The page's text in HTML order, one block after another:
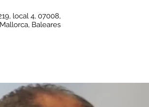
local 4, 07008,
Baleares